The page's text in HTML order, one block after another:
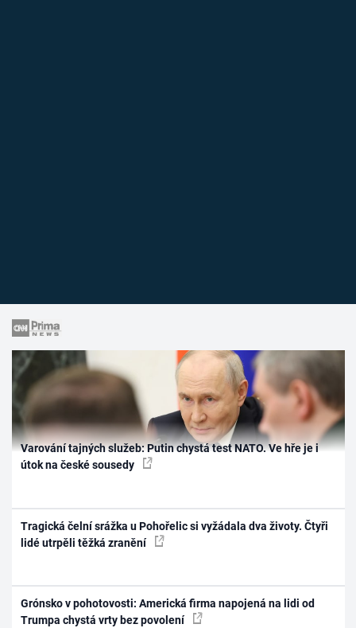
Varování tajných služeb: Putin chystá test NATO. Ve hře je i
útok na české sousedy
Tragická čelní srážka u Pohořelic si vyžádala dva životy. Čtyři
lidé utrpěli těžká zranění
Grónsko v pohotovosti: Americká firma napojená na lidi od
Trumpa chystá vrty bez povolení